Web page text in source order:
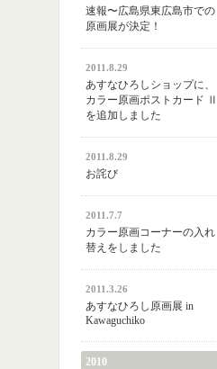
速報〜広島県東広島市での
原画展が決定！
2011.8.29
あすなひろしショップに、
カラー原画ポストカード Ⅱ
を追加しました
2011.8.29
お詫び
2011.7.7
カラー原画コーナーの入れ
替えをしました
2011.3.26
あすなひろし原画展 in
Kawaguchiko
2010